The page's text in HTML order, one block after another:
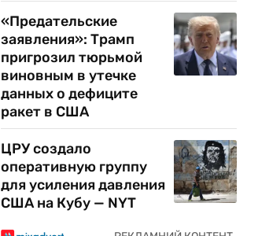
«Предательские
заявления»: Трамп
пригрозил тюрьмой
виновным в утечке
данных о дефиците
ракет в США
ЦРУ создало
оперативную группу
для усиления давления
США на Кубу — NYT